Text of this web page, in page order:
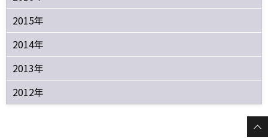
2015年
2014年
2013年
2012年